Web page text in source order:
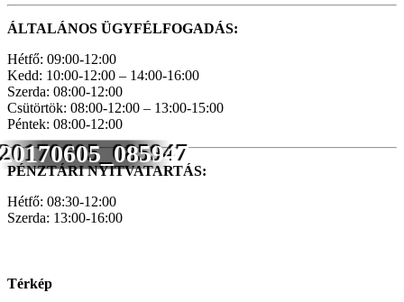
20170605_085947
ÁLTALÁNOS ÜGYFÉLFOGADÁS:
Hétfő: 09:00-12:00
Kedd: 10:00-12:00 – 14:00-16:00
Szerda: 08:00-12:00
Csütörtök: 08:00-12:00 – 13:00-15:00
Péntek: 08:00-12:00
PÉNZTÁRI NYITVATARTÁS:
Hétfő: 08:30-12:00
Szerda: 13:00-16:00
Térkép